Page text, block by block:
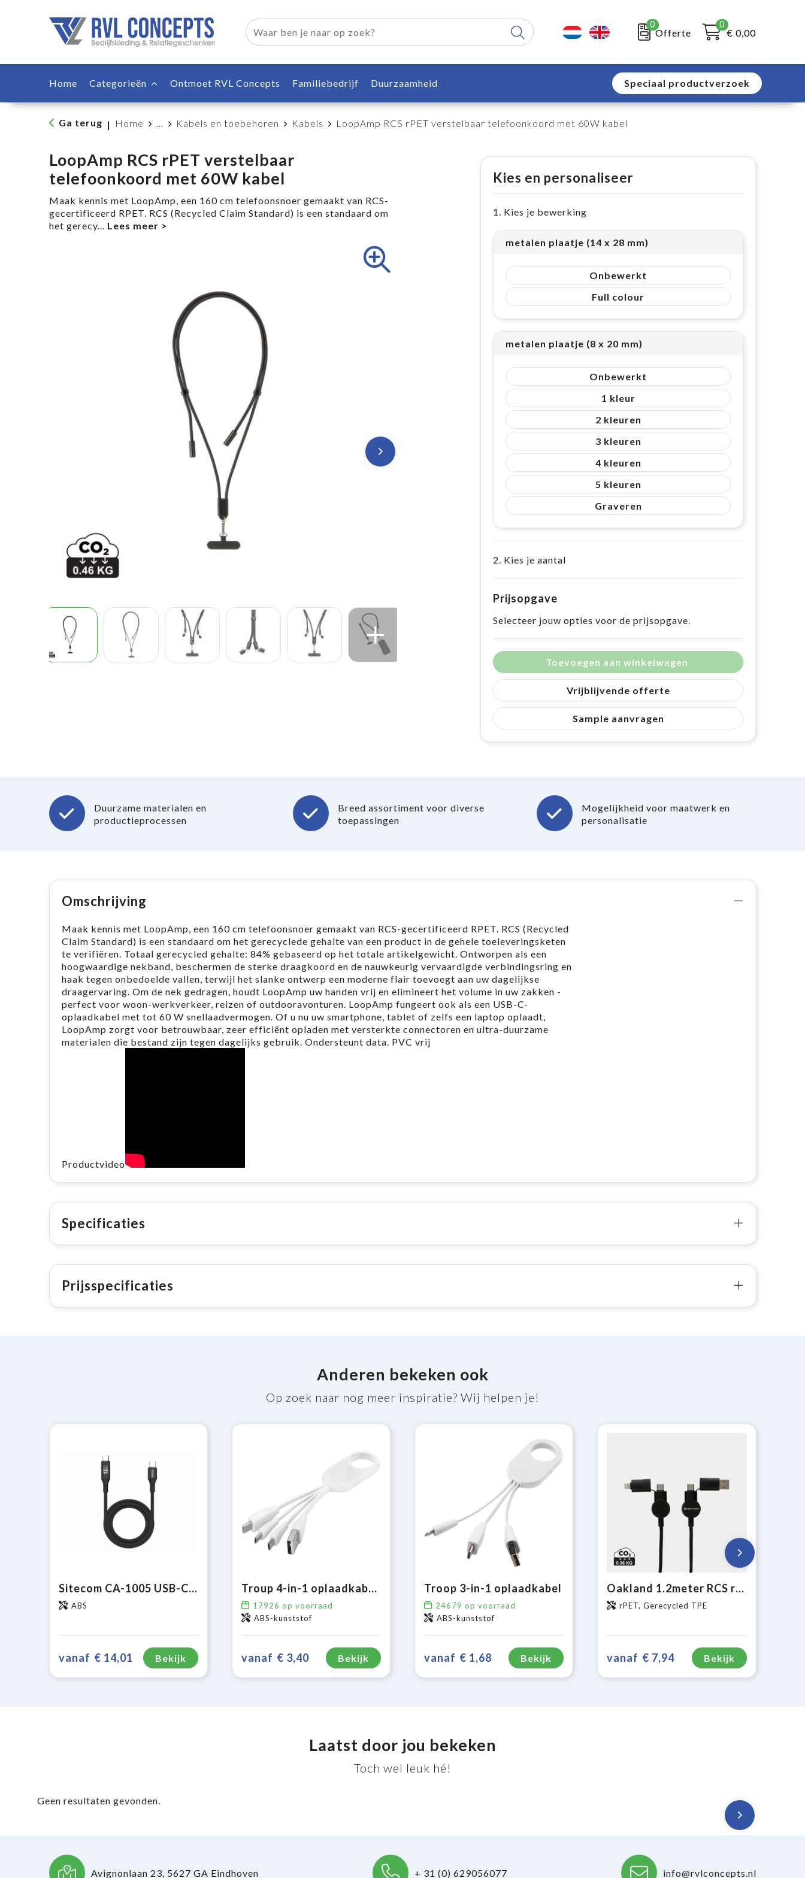
0
Offerte
0
€ 0,00
Home Categorieën Ontmoet RVL Concepts Familiebedrijf Duurzaamheid Speciaal productverzoek
Ga terug | Home ... Kabels en toebehoren Kabels LoopAmp RCS rPET verstelbaar telefoonkoord met 60W kabel
LoopAmp RCS rPET verstelbaar
telefoonkoord met 60W kabel
Maak kennis met LoopAmp, een 160 cm telefoonsnoer gemaakt van RCS-
gecertificeerd RPET. RCS (Recycled Claim Standard) is een standaard om
het gerecy...
Kies en personaliseer
1. Kies je bewerking
metalen plaatje (14 x 28 mm)
Onbewerkt
Full colour
metalen plaatje (8 x 20 mm)
Onbewerkt
1
2
3
4
5
Graveren
2. Kies je aantal
Prijsopgave
Selecteer jouw opties voor de prijsopgave.
Toevoegen aan winkelwagen
Vrijblijvende offerte
Sample aanvragen
Duurzame materialen en
productieprocessen
Breed assortiment voor diverse
toepassingen
Mogelijkheid voor maatwerk en
personalisatie
Omschrijving
Maak kennis met LoopAmp, een 160 cm telefoonsnoer gemaakt van RCS-gecertificeerd RPET. RCS (Recycled
Claim Standard) is een standaard om het gerecyclede gehalte van een product in de gehele toeleveringsketen
te verifiëren. Totaal gerecycled gehalte: 84% gebaseerd op het totale artikelgewicht. Ontworpen als een
hoogwaardige nekband, beschermen de sterke draagkoord en de nauwkeurig vervaardigde verbindingsring en
haak tegen onbedoelde vallen, terwijl het slanke ontwerp een moderne flair toevoegt aan uw dagelijkse
draagervaring. Om de nek gedragen, houdt LoopAmp uw handen vrij en elimineert het volume in uw zakken -
perfect voor woon-werkverkeer, reizen of outdooravonturen. LoopAmp fungeert ook als een USB-C-
oplaadkabel met tot 60 W snellaadvermogen. Of u nu uw smartphone, tablet of zelfs een laptop oplaadt,
LoopAmp zorgt voor betrouwbaar, zeer efficiënt opladen met versterkte connectoren en ultra-duurzame
materialen die bestand zijn tegen dagelijks gebruik. Ondersteunt data. PVC vrij
Productvideo
Specificaties
Prijsspecificaties
Anderen bekeken ook
Op zoek naar nog meer inspiratie? Wij helpen je!
Sitecom CA-1005 USB-C to USB-C Power cable with LED display
ABS
vanaf € 14,01 Bekijk
Troup 4-in-1 oplaadkabel met clip van type C
17926 op voorraad
ABS-kunststof
vanaf € 3,40 Bekijk
Troop 3-in-1 oplaadkabel
24679 op voorraad
ABS-kunststof
vanaf € 1,68 Bekijk
Oakland 1.2meter RCS rplastic 6-in-1 fast charging 45W kabel
rPET, Gerecycled TPE
vanaf € 7,94 Bekijk
Laatst door jou bekeken
Toch wel leuk hé!
Geen resultaten gevonden.
Avignonlaan 23, 5627 GA Eindhoven + 31 (0) 629056077 info@rvlconcepts.nl